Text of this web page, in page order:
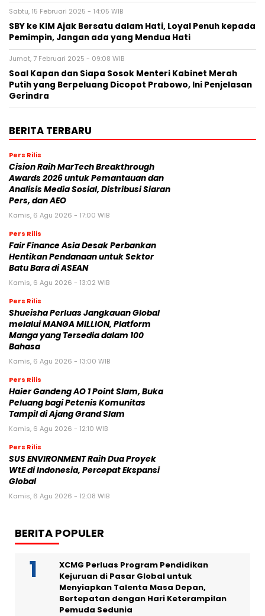
Sabtu, 15 Februari 2025 - 14:05 WIB
SBY ke KIM Ajak Bersatu dalam Hati, Loyal Penuh kepada
Pemimpin, Jangan ada yang Mendua Hati
Jumat, 7 Februari 2025 - 09:08 WIB
Soal Kapan dan Siapa Sosok Menteri Kabinet Merah
Putih yang Berpeluang Dicopot Prabowo, Ini Penjelasan
Gerindra
BERITA TERBARU
Pers Rilis
Cision Raih MarTech Breakthrough
Awards 2026 untuk Pemantauan dan
Analisis Media Sosial, Distribusi Siaran
Pers, dan AEO
Kamis, 6 Agu 2026 - 17:00 WIB
Pers Rilis
Fair Finance Asia Desak Perbankan
Hentikan Pendanaan untuk Sektor
Batu Bara di ASEAN
Kamis, 6 Agu 2026 - 13:02 WIB
Pers Rilis
Shueisha Perluas Jangkauan Global
melalui MANGA MILLION, Platform
Manga yang Tersedia dalam 100
Bahasa
Kamis, 6 Agu 2026 - 13:00 WIB
Pers Rilis
Haier Gandeng AO 1 Point Slam, Buka
Peluang bagi Petenis Komunitas
Tampil di Ajang Grand Slam
Kamis, 6 Agu 2026 - 12:10 WIB
Pers Rilis
SUS ENVIRONMENT Raih Dua Proyek
WtE di Indonesia, Percepat Ekspansi
Global
Kamis, 6 Agu 2026 - 12:08 WIB
BERITA POPULER
XCMG Perluas Program Pendidikan
Kejuruan di Pasar Global untuk
Menyiapkan Talenta Masa Depan,
Bertepatan dengan Hari Keterampilan
Pemuda Sedunia